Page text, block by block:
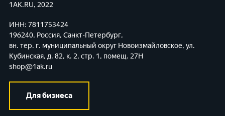
1AK.RU, 2022
ИНН: 7811753424
196240, Россия, Санкт-Петербург,
вн. тер. г. муниципальный округ Новоизмайловское, ул.
Кубинская, д. 82, к. 2, стр. 1, помещ. 27Н
shop@1ak.ru
Для бизнеса